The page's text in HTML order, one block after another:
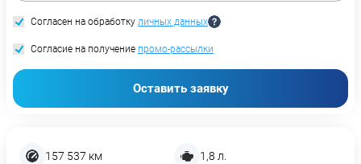
157 537 км 1,8 л.
Согласен на обработку личных данных
Согласие на получение промо-рассылки
Оставить заявку